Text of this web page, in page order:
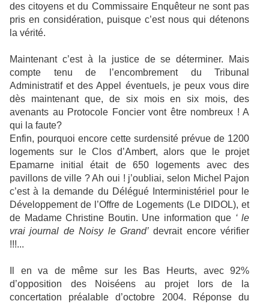
des citoyens et du Commissaire Enquêteur ne sont pas
pris en considération, puisque c’est nous qui détenons
la vérité.
Maintenant c’est à la justice de se déterminer. Mais
compte tenu de l’encombrement du Tribunal
Administratif et des Appel éventuels, je peux vous dire
dès maintenant que, de six mois en six mois, des
avenants au Protocole Foncier vont être nombreux ! A
qui la faute?
Enfin, pourquoi encore cette surdensité prévue de 1200
logements sur le Clos d’Ambert, alors que le projet
Epamarne initial était de 650 logements avec des
pavillons de ville ? Ah oui ! j’oubliai, selon Michel Pajon
c’est à la demande du Délégué Interministériel pour le
Développement de l’Offre de Logements (Le DIDOL), et
de Madame Christine Boutin. Une information que ‘ le
vrai journal de Noisy le Grand’ devrait encore vérifier
!!!...
Il en va de même sur les Bas Heurts, avec 92%
d’opposition des Noiséens au projet lors de la
concertation préalable d’octobre 2004. Réponse du